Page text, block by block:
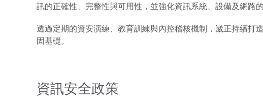
訊的正確性、完整性與可用性，並強化資訊系統、設備及網路的
透過定期的資安演練、教育訓練與內控稽核機制，崴正持續打
固基礎。
資訊安全政策